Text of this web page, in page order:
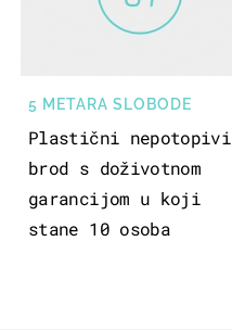
5 METARA SLOBODE
Plastični nepotopivi
brod s doživotnom
garancijom u koji
stane 10 osoba